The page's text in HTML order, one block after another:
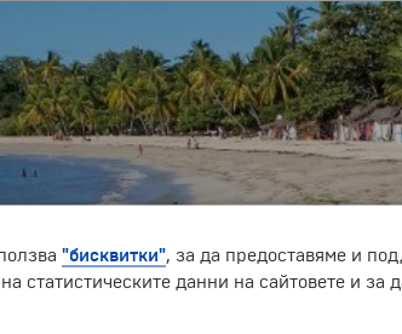
"бисквитки", за да предоставяме и
статистическите данни на сайтовете и